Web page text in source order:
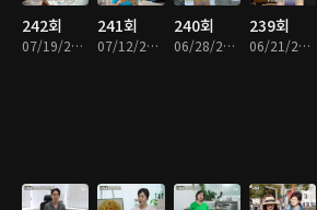
242회
07/19/2026 • 48분
241회
07/12/2026 • 48분
240회
06/28/2026 • 48분
239회
06/21/2026 • 48분